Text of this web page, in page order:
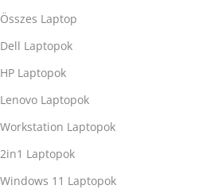
Összes Laptop
Dell Laptopok
HP Laptopok
Lenovo Laptopok
Workstation Laptopok
2in1 Laptopok
Windows 11 Laptopok